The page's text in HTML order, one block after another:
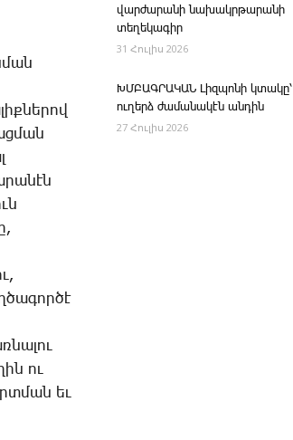
ու
եւ
վարժարանի նախակրթարանի
տեղեկագիր
31 Հուլիս 2026
ԽՄԲԱԳՐԱԿԱՆ ­Լիզպոնի կտակը՝
ուղերձ ժամանակէն անդին
27 Հուլիս 2026